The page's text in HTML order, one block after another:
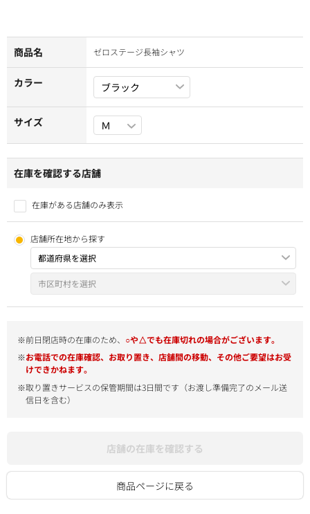
商品名 ゼロステージ長袖シャツ
カラー
サイズ
在庫を確認する店舗
在庫がある店舗のみ表示
店舗所在地から探す
※前日閉店時の在庫のため、 ○や△でも在庫切れの場合がございます。
※お電話での在庫確認、お取り置き、店舗間の移動、その他ご要望はお受
けできかねます。
※取り置きサービスの保管期間は3日間です（お渡し準備完了のメール送
信日を含む）
店舗の在庫を確認する
商品ページに戻る